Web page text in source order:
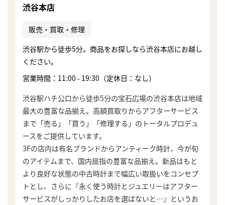
渋谷本店
販売・買取・修理
渋谷駅から徒歩5分。商品をお探しなら渋谷本店にお越し
ください。
営業時間：11:00 - 19:30（定休日：なし）
渋谷駅ハチ公口から徒歩5分の宝石広場の渋谷本店は地域
最大の豊富な品揃え。高額買取りからアフターサービス
まで「売る」「買う」「修理する」のトータルプロデュ
ースをご提供しています。
3Fの店内は有名ブランドからアンティーク時計、今が旬
のアイテムまで、国内屈指の豊富な品揃え。新品はもと
より良好な状態の中古時計まで幅広い取扱いをコンセプ
トとし、さらに『永く使う時計とジュエリーはアフター
サービスがしっかりしたお店を選ばないと…』というお